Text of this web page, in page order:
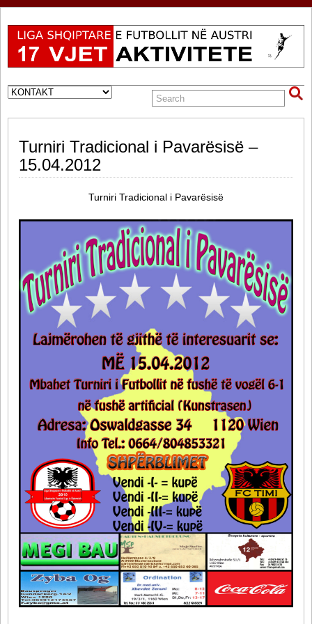
Turniri Tradicional i Pavarësisë –
15.04.2012
Turniri Tradicional i Pavarësisë